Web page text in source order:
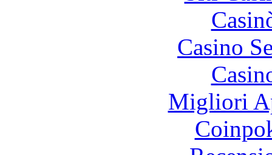
Casino
Migliori